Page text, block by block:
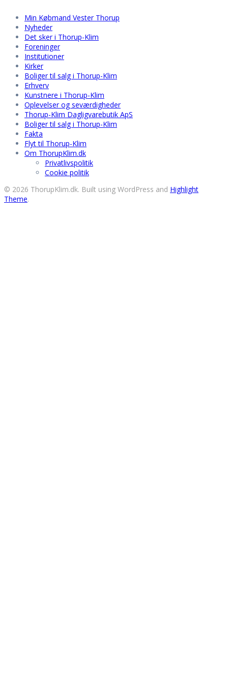
Min Købmand Vester Thorup
Nyheder
Det sker i Thorup-Klim
Foreninger
Institutioner
Kirker
Boliger til salg i Thorup-Klim
Erhverv
Kunstnere i Thorup-Klim
Oplevelser og seværdigheder
Thorup-Klim Dagligvarebutik ApS
Boliger til salg i Thorup-Klim
Fakta
Flyt til Thorup-Klim
Om ThorupKlim.dk
Privatlivspolitik
Cookie politik
© 2026 ThorupKlim.dk. Built using WordPress and Highlight
Theme.